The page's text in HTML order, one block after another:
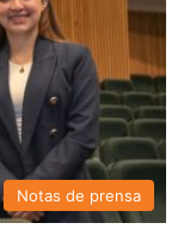
Notas de prensa